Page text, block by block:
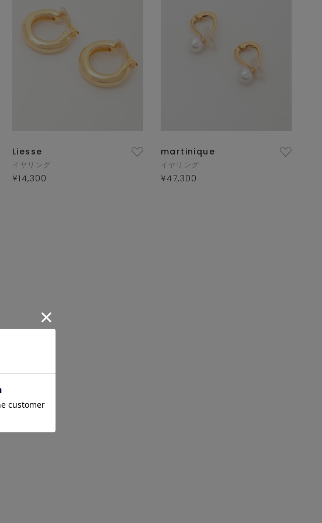
Liesse
イヤリング
¥14,300
martinique
イヤリング
¥47,300